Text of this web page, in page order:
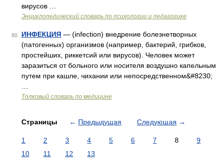
вирусов …
Энциклопедический словарь по психологии и педагогике
80 ИНФЕКЦИЯ — (infection) внедрение болезнетворных
(патогенных) организмов (например, бактерий, грибков,
простейших, риккетсий или вирусов). Человек может
заразиться от больного или носителя воздушно капельным
путем при кашле, чихании или непосредственном&#8230;
Толковый словарь по медицине
Страницы ← Предыдущая Следующая →
1 2 3 4 5 6 7 8
9
10
11 12 13